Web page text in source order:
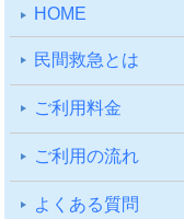
HOME
⺠間救急とは
ご利⽤料⾦
ご利⽤の流れ
よくある質問